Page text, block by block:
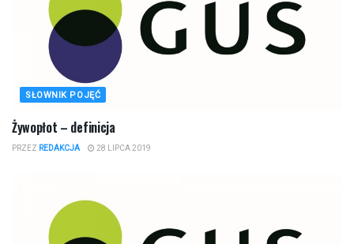
SŁOWNIK POJĘĆ
Żywopłot – definicja
PRZEZ REDAKCJA 28 LIPCA 2019